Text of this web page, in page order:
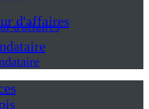
d'affaires
d'affaires